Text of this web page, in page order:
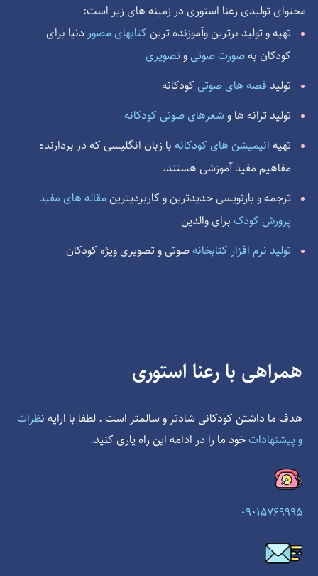
محتوای تولیدی رعنا استوری در زمینه های زیر است:
تهیه و تولید برترین وآموزنده ترین کتابهای مصور دنیا برای
کودکان بهصورت صوتی وتصویری
تولید قصه های صوتی کودکانه
تولید ترانه ها و شعرهای صوتی کودکانه
تهیه انیمیشن های کودکانهبا زبان انگلیسی که در بردارنده
مفاهیم مفید آموزشی هستند.
ترجمه و بازنویسی جدیدترین و کاربردیترینمقاله های مفید
پرورش کودک برای والدین
تولید نرم افزار کتابخانهصوتی و تصویری ویژه کودکان
همراهی با رعنا استوری
هدف ما داشتن کودکانی شادتر و سالمتر است . لطفا با ارایه نظرات
و پیشنهادات خود ما را در ادامه این راه یاری کنید.
09015769995